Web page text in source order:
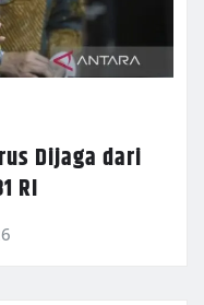
Dijaga dari
RI